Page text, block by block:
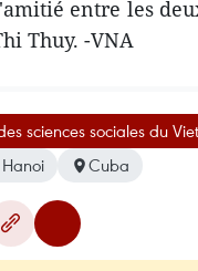
entre les
Thuy. -VNA
sciences sociales du
Hanoi Cuba